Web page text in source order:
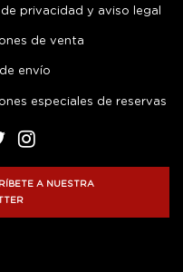
privacidad y aviso legal
de venta
envío
especiales de reservas
A NUESTRA